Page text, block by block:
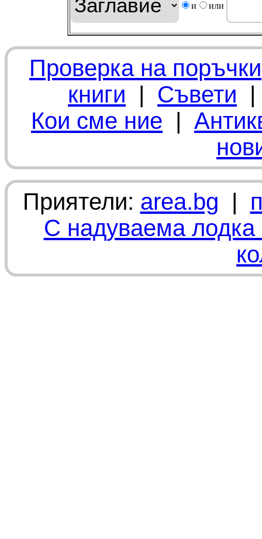
и или
Проверка на поръчки
книги | Съвети
Кои сме ние |
Приятели: area.bg |
С надуваема лодка